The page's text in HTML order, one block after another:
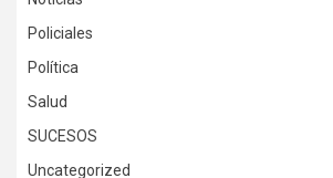
Policiales
Política
Salud
SUCESOS
Uncategorized